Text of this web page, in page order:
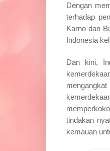
Dengan
terhadap
Karno dan
Indonesia
Dan kini,
tindakan
kemauan